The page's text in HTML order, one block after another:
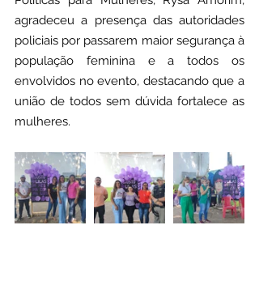
agradeceu a presença das autoridades
policiais por passarem maior segurança à
população feminina e a todos os
envolvidos no evento, destacando que a
união de todos sem dúvida fortalece as
mulheres.